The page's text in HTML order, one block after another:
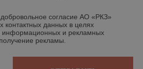
согласие АО «РКЗ»
контактных данных в целях
информационных и рекламных
рекламы.
домов из открытых
данных